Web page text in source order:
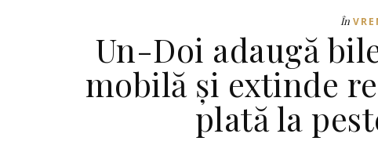
În
Un-Doi adaugă
mobilă și extinde
plată la